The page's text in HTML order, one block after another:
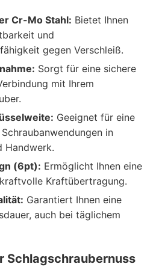
Cr-Mo Stahl: Bietet Ihnen
und
gegen Verschleiß.
Sorgt für eine sichere
mit Ihrem
Geeignet für eine
in
Handwerk.
(6pt): Ermöglicht Ihnen eine
Kraftübertragung.
Garantiert Ihnen eine
auch bei täglichem
Schlagschraubernuss